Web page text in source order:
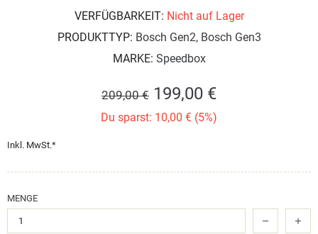
VERFÜGBARKEIT: Nicht auf Lager
PRODUKTTYP: Bosch Gen2, Bosch Gen3
MARKE: Speedbox
209,00 € 199,00 €
Du sparst: 10,00 € (5%)
Inkl. MwSt.*
MENGE